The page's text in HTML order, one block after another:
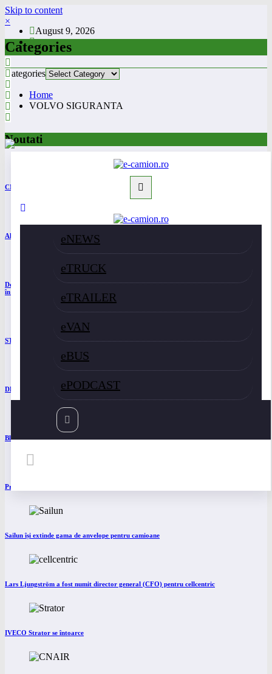
Skip to content
August 9, 2026
eNEWS
eTRUCK
eTRAILER
eVAN
eBUS
ePODCAST
×
Categories
Categories
Home
VOLVO SIGURANTA
Noutati
CNAIR: Aplicarea tarifelor TollRo va începe la 1 octombrie 2026
Alba Iulia caută operator pentru transportul public
Două asociații ale transportatorilor cer transformarea schemei de compensare a accizei
în mecanism permanent
STB a depus la Tribunalul București cererea deschiderii procedurii de insolvență
DKV Mobility și Shell își extind parteneriatul european
Blue River: 26.123 km cu un camion 100% electric în transport internațional
Proiectul Revoy prinde contur
Sailun își extinde gama de anvelope pentru camioane
Lars Ljungström a fost numit director general (CFO) pentru cellcentric
IVECO Strator se întoarce